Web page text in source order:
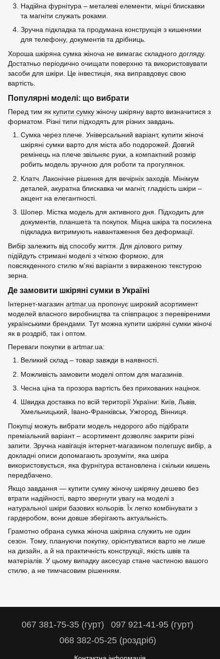
Надійна фурнітура – ​​металеві елементи, міцні блискавки
та магніти служать роками.
Зручна підкладка та продумана конструкція з кишенями
для телефону, документів та дрібниць.
Хороша шкіряна сумка жіноча не вимагає складного догляду.
Достатньо періодично очищати поверхню та використовувати
засоби для шкіри. Це інвестиція, яка виправдовує свою
вартість.
Популярні моделі: що вибрати
Перед тим як купити сумку жіночу шкіряну варто визначитися з
форматом. Різні типи підходять для різних завдань.
Сумка через плече. Універсальний варіант, купити жіночі
шкіряні сумки варто для міста або подорожей. Довгий
ремінець на плече звільняє руки, а компактний розмір
робить модель зручною для роботи та прогулянок.
Клатч. Лаконічне рішення для вечірніх заходів. Мінімум
деталей, акуратна блискавка чи магніт, гладкість шкіри –
акцент на елегантності.
Шопер. Містка модель для активного дня. Підходить для
документів, планшета та покупок. Міцна шкіра та посилена
підкладка витримують навантаження без деформації.
Вибір залежить від способу життя. Для ділового ритму
підійдуть стримані моделі з чіткою формою, для
повсякденного стилю м'які варіанти з вираженою текстурою
зерна.
Де замовити шкіряні сумки в Україні
Інтернет-магазин artmar.ua пропонує широкий асортимент
моделей власного виробництва та співпрацює з перевіреними
українськими брендами. Тут можна купити шкіряні сумки жіночі
як в роздріб, так і оптом.
Переваги покупки в artmar.ua:
Великий склад – товар завжди в наявності.
Можливість замовити моделі оптом для магазинів.
Чесна ціна та прозора вартість без прихованих націнок.
Швидка доставка по всій території України: Київ, Львів,
Хмельницький, Івано-Франківськ, Ужгород, Вінниця.
Покупці можуть вибрати модель недорого або підібрати
преміальний варіант – асортимент дозволяє закрити різні
запити. Зручна навігація інтернет-магазином полегшує вибір, а
докладні описи допомагають зрозуміти, яка шкіра
використовується, яка фурнітура встановлена ​​і скільки кишень
передбачено.
Якщо завдання — купити сумку жіночу шкіряну дешево без
втрати надійності, варто звернути увагу на моделі з
натуральної шкіри базових кольорів. Їх легко комбінувати з
гардеробом, вони довше зберігають актуальність.
Грамотно обрана сумка жіноча шкіряна служить не один
сезон. Тому, плануючи покупку, орієнтуватися варто не лише
на дизайн, а й на практичність конструкції, якість швів та
матеріалів. У цьому випадку аксесуар стане частиною вашого
стилю, а не тимчасовим рішенням.
067 381-75-35 (гурт)
097 921-41-95 (гурт)
068 382-05-25 (роздріб)